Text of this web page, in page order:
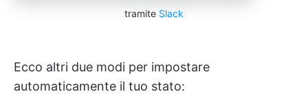
tramite Slack
Ecco altri due modi per impostare
automaticamente il tuo stato: